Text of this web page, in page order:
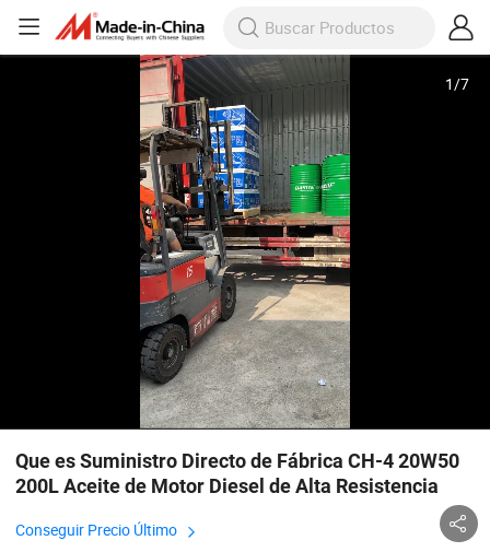
1/7
Que es Suministro Directo de Fábrica CH-4 20W50
200L Aceite de Motor Diesel de Alta Resistencia
Conseguir Precio Último